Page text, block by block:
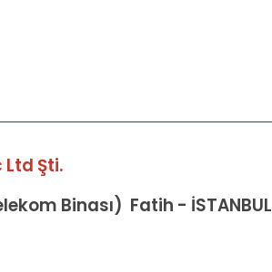
Şti.
Binası) Fatih - İSTANBUL